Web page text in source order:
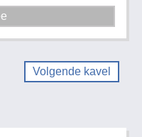
Volgende kavel